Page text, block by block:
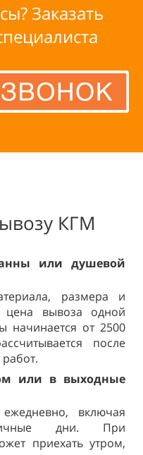
Заказать
КГМ
или душевой
размера и
цена вывоза одной
начинается от 2500
после
или в выходные
включая
дни. При
приехать утром,